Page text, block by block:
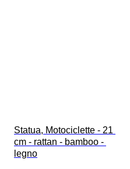
Statua, Motociclette - 21
cm - rattan - bamboo -
legno